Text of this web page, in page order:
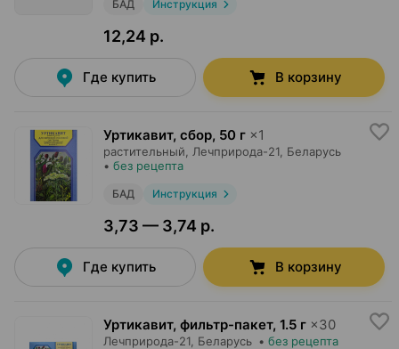
БАД Инструкция
12,24 р.
Где купить В корзину
Уртикавит, сбор, 50 г ×1
растительный, Лечприрода-21 , Беларусь
• без рецепта
БАД Инструкция
3,73 — 3,74 р.
Где купить В корзину
Уртикавит, фильтр-пакет, 1.5 г ×30
Лечприрода-21 , Беларусь • без рецепта